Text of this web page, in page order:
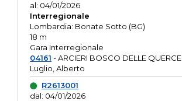
al: 04/01/2026
Interregionale
Lombardia: Bonate Sotto (BG)
18 m
Gara Interregionale
04161 - ARCIERI BOSCO DELLE QUERCE
Luglio, Alberto
R2613001
dal: 04/01/2026